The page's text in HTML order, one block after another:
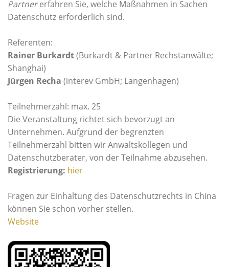
Partnererfahren Sie, welche Maßnahmen in Sachen
Datenschutz erforderlich sind.
Referenten:
Rainer Burkardt(Burkardt & Partner Rechstanwälte;
Shanghai)
Jürgen Recha (interev GmbH; Langenhagen)
Teilnehmerzahl: max. 25
Die Veranstaltung richtet sich bevorzugt an
Unternehmen. Aufgrund der begrenzten
Teilnehmerzahl bitten wir Anwaltskollegen und
Datenschutzberater, von der Teilnahme abzusehen.
Registrierung: hier
Fragen zur Einhaltung des Datenschutzrechts in China
können Sie schon vorher stellen.
Website